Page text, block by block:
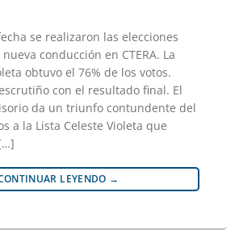
se realizaron las elecciones
conducción en CTERA. La
obtuvo el 76% de los votos.
con el resultado final. El
da un triunfo contundente del
a la Lista Celeste Violeta que
LEYENDO →